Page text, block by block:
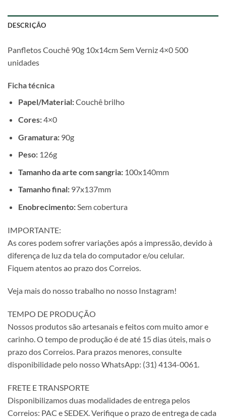
DESCRIÇÃO
Panfletos Couchê 90g 10x14cm Sem Verniz 4×0 500
unidades
Ficha técnica
Papel/Material:Couchê brilho
Cores:4×0
Gramatura: 90g
Peso: 126g
Tamanho da arte com sangria: 100x140mm
Tamanho final: 97x137mm
Enobrecimento:Sem cobertura
IMPORTANTE:
As cores podem sofrer variações após a impressão, devido à
diferença de luz da tela do computador e/ou celular.
Fiquem atentos ao prazo dos Correios.
Veja mais do nosso trabalho no nosso Instagram!
TEMPO DE PRODUÇÃO
Nossos produtos são artesanais e feitos com muito amor e
carinho. O tempo de produção é de até 15 dias úteis, mais o
prazo dos Correios. Para prazos menores, consulte
disponibilidade pelo nosso WhatsApp: (31) 4134-0061.
FRETE E TRANSPORTE
Disponibilizamos duas modalidades de entrega pelos
Correios: PAC e SEDEX. Verifique o prazo de entrega de cada